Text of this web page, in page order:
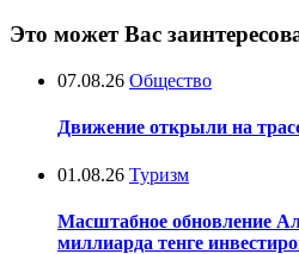
Это может Вас
07.08.26 Общество
Движение открыли на
01.08.26 Туризм
Масштабное обновление
миллиарда тенге